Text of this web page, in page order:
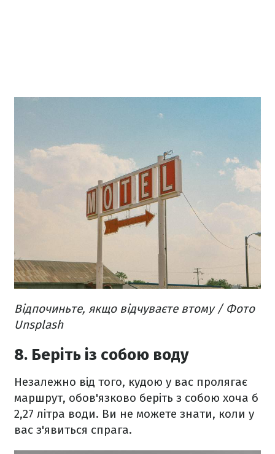
Відпочиньте, якщо відчуваєте втому / Фото
Unsplash
8. Беріть із собою воду
Незалежно від того, кудою у вас пролягає
маршрут, обов'язково беріть з собою хоча б
2,27 літра води. Ви не можете знати, коли у
вас з'явиться спрага.